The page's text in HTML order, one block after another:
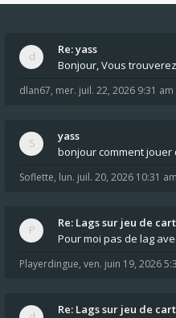
Re: yass
Bonjour, Vous
dlan67, mer. juil. 22, 2026 9:31 am
yass
bonjour comment jouer
Soflette, lun. juil. 20, 2026 10:31 am
Re: Lags sur jeu de
Pour moi pas de lag
Playerdingue, ven. juin 19, 2026
Re: Lags sur jeu de